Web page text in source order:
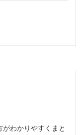
めに
ら忙しくて...
い。お母さんも頭痛
わかりやすくまと